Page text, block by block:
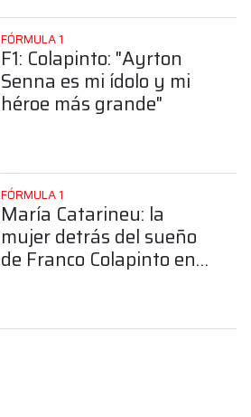
FÓRMULA 1
F1: Colapinto: "Ayrton
Senna es mi ídolo y mi
héroe más grande"
FÓRMULA 1
María Catarineu: la
mujer detrás del sueño
de Franco Colapinto en